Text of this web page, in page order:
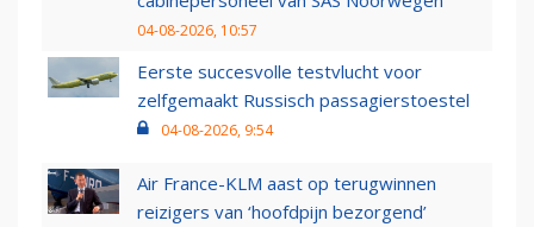
04-08-2026, 10:57
Eerste succesvolle testvlucht voor
zelfgemaakt Russisch passagierstoestel
04-08-2026, 9:54
Air France-KLM aast op terugwinnen
reizigers van ‘hoofdpijn bezorgend’